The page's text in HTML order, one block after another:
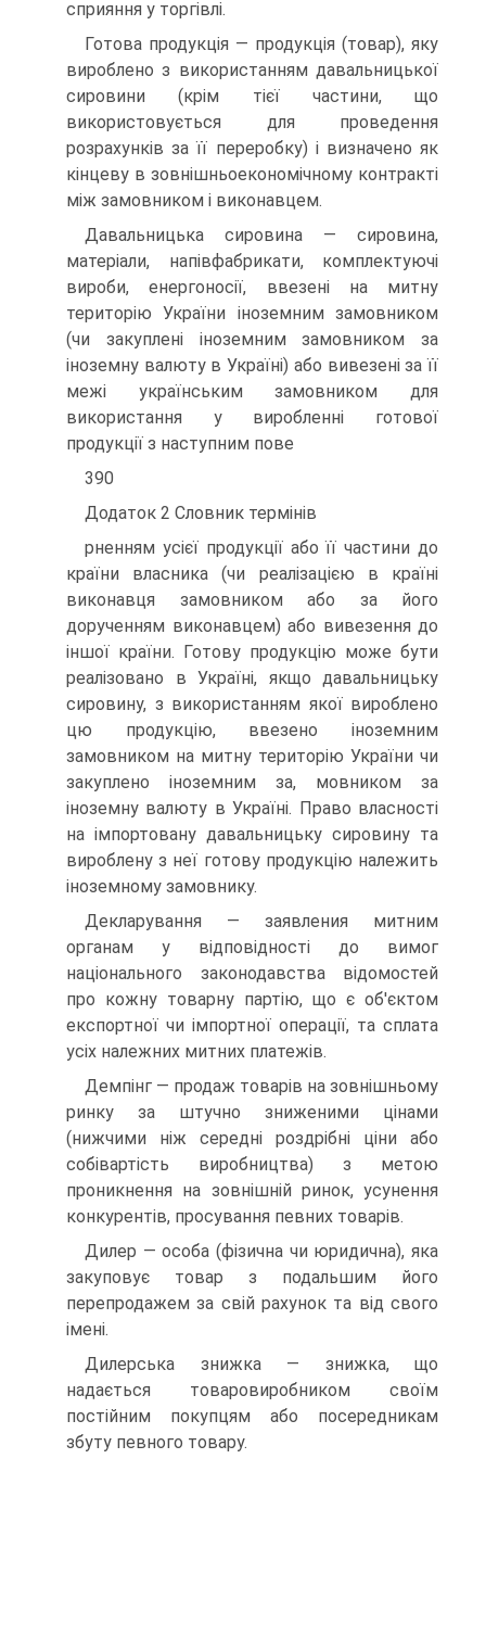
сприяння у торгівлі.
Готова продукція — продукція (товар), яку
вироблено з використанням давальницької
сировини (крім тієї частини, що
використовується для проведення
розрахунків за її переробку) і визначено як
кінцеву в зовнішньоекономічному контракті
між замовником і виконавцем.
Давальницька сировина — сировина,
матеріали, напівфабрикати, комплектуючі
вироби, енергоносії, ввезені на митну
територію України іноземним замовником
(чи закуплені іноземним замовником за
іноземну валюту в Україні) або вивезені за її
межі українським замовником для
використання у виробленні готової
продукції з наступним пове
390
Додаток 2 Словник термінів
рненням усієї продукції або її частини до
країни власника (чи реалізацією в країні
виконавця замовником або за його
дорученням виконавцем) або вивезення до
іншої країни. Готову продукцію може бути
реалізовано в Україні, якщо давальницьку
сировину, з використанням якої вироблено
цю продукцію, ввезено іноземним
замовником на митну територію України чи
закуплено іноземним за, мовником за
іноземну валюту в Україні. Право власності
на імпортовану давальницьку сировину та
вироблену з неї готову продукцію належить
іноземному замовнику.
Декларування — заявления митним
органам у відповідності до вимог
національного законодавства відомостей
про кожну товарну партію, що є об'єктом
експортної чи імпортної операції, та сплата
усіх належних митних платежів.
Демпінг — продаж товарів на зовнішньому
ринку за штучно зниженими цінами
(нижчими ніж середні роздрібні ціни або
собівартість виробництва) з метою
проникнення на зовнішній ринок, усунення
конкурентів, просування певних товарів.
Дилер — особа (фізична чи юридична), яка
закуповує товар з подальшим його
перепродажем за свій рахунок та від свого
імені.
Дилерська знижка — знижка, що
надається товаровиробником своїм
постійним покупцям або посередникам
збуту певного товару.